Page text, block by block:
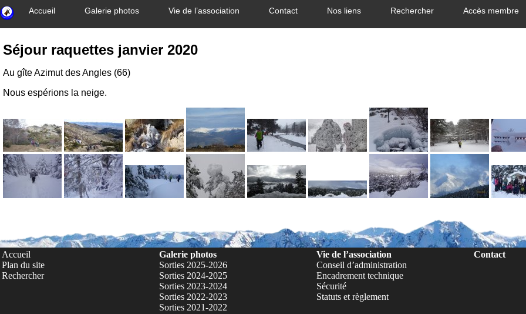
Accueil Galerie photos Vie de l’association Contact Nos liens Rechercher Accès membre
Séjour raquettes janvier 2020
Au gîte Azimut des Angles (66)
Nous espérions la neige.
Accueil
Plan du site
Rechercher
Galerie photos
Sorties 2025-2026
Sorties 2024-2025
Sorties 2023-2024
Sorties 2022-2023
Sorties 2021-2022
Vie de l’association
Conseil d’administration
Encadrement technique
Sécurité
Statuts et règlement
Contact